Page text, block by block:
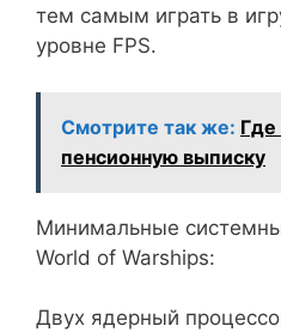
тем самым играть в
уровне FPS.
Смотрите так же:
пенсионную выписку
Минимальные
World of Warships:
Двух ядерный